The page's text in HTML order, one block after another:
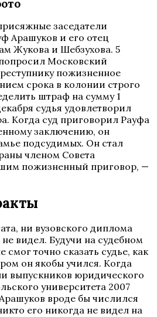
заседатели
Арашуков и его отец
Жукова и Шебзухова. 5
Московский
пожизненное
срока в колонии строго
штраф на сумму 1
судья удовлетворил
Когда суд приговорил Рауфа
заключению, он
подсудимых. Он стал
членом Совета
пожизненный приговор, —
ни вузовского диплома
видел. Будучи на судебном
смог точно сказать судье, как
он якобы учился. Когда
выпускников юридического
университета 2007
вроде бы числился
его никогда не видел на